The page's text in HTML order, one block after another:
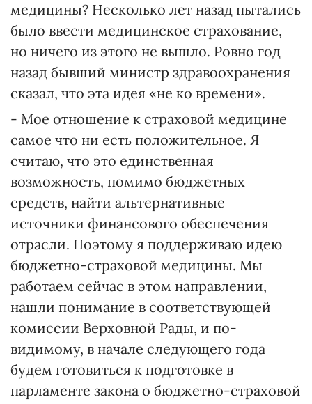
медицины? Несколько лет назад пытались
было ввести медицинское страхование,
но ничего из этого не вышло. Ровно год
назад бывший министр здравоохранения
сказал, что эта идея «не ко времени».
- Мое отношение к страховой медицине
самое что ни есть положительное. Я
считаю, что это единственная
возможность, помимо бюджетных
средств, найти альтернативные
источники финансового обеспечения
отрасли. Поэтому я поддерживаю идею
бюджетно-страховой медицины. Мы
работаем сейчас в этом направлении,
нашли понимание в соответствующей
комиссии Верховной Рады, и по-
видимому, в начале следующего года
будем готовиться к подготовке в
парламенте закона о бюджетно-страховой